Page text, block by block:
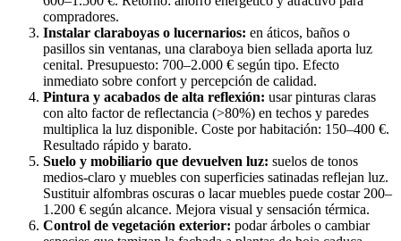
compradores.
Instalar claraboyas o lucernarios: en áticos, baños o
pasillos sin ventanas, una claraboya bien sellada aporta luz
cenital. Presupuesto: 700–2.000 € según tipo. Efecto
inmediato sobre confort y percepción de calidad.
Pintura y acabados de alta reflexión: usar pinturas claras
con alto factor de reflectancia (>80%) en techos y paredes
multiplica la luz disponible. Coste por habitación: 150–400 €.
Resultado rápido y barato.
Suelo y mobiliario que devuelven luz: suelos de tonos
medios-claro y muebles con superficies satinadas reflejan luz.
Sustituir alfombras oscuras o lacar muebles puede costar 200–
1.200 € según alcance. Mejora visual y sensación térmica.
Control de vegetación exterior: podar árboles o cambiar